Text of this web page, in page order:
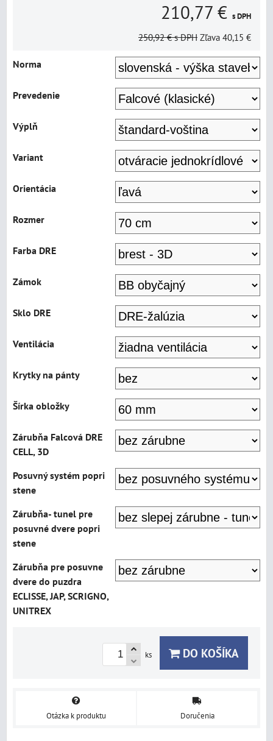
210,77 € s DPH
250,92 € s DPH Zľava 40,15 €
Norma
Prevedenie
Výplň
Variant
Orientácia
Rozmer
Farba DRE
Zámok
Sklo DRE
Ventilácia
Krytky na pánty
Šírka obložky
Zárubňa Falcová DRE
CELL, 3D
Posuvný systém popri
stene
Zárubňa- tunel pre
posuvné dvere popri
stene
Zárubňa pre posuvne
dvere do puzdra
ECLISSE, JAP, SCRIGNO,
UNITREX
ks DO KOŠÍKA
Otázka k produktu Doručenia